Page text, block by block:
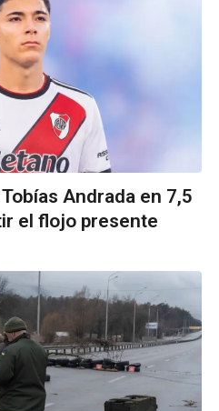
Andrada en 7,5
el flojo presente